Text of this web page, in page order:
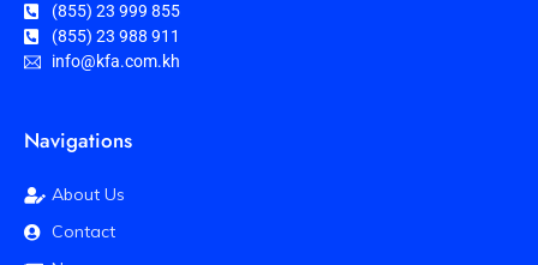
(855) 23 999 855
(855) 23 988 911
info@kfa.com.kh
Navigations
About Us
Contact